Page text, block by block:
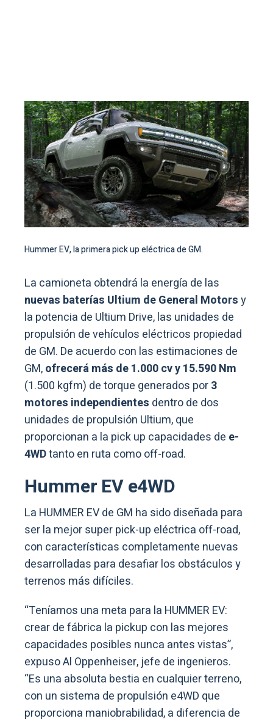
Hummer EV, la primera pick up eléctrica de GM.
La camioneta obtendrá la energía de las
nuevas baterías Ultium de General Motorsy
la potencia de Ultium Drive, las unidades de
propulsión de vehículos eléctricos propiedad
de GM. De acuerdo con las estimaciones de
GM,ofrecerá más de 1.000 cv y 15.590 Nm
(1.500 kgfm) de torque generados por3
motores independientes dentro de dos
unidades de propulsión Ultium, que
proporcionan a la pick up capacidades de e-
4WDtanto en ruta como off-road.
Hummer EV e4WD
La HUMMER EV de GM ha sido diseñada para
ser la mejor super pick-up eléctrica off-road,
con características completamente nuevas
desarrolladas para desafiar los obstáculos y
terrenos más difíciles.
“Teníamos una meta para la HUMMER EV:
crear de fábrica la pickup con las mejores
capacidades posibles nunca antes vistas”,
expuso Al Oppenheiser, jefe de ingenieros.
“Es una absoluta bestia en cualquier terreno,
con un sistema de propulsión e4WD que
proporciona maniobrabilidad, a diferencia de